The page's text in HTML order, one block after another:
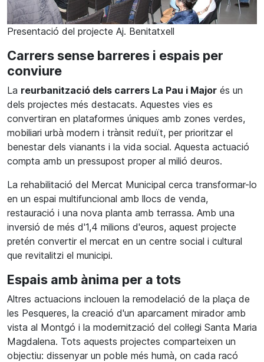
Presentació del projecte Aj. Benitatxell
Carrers sense barreres i espais per
conviure
La reurbanització dels carrers La Pau i Major és un
dels projectes més destacats. Aquestes vies es
convertiran en plataformes úniques amb zones verdes,
mobiliari urbà modern i trànsit reduït, per prioritzar el
benestar dels vianants i la vida social. Aquesta actuació
compta amb un pressupost proper al milió deuros.
La rehabilitació del Mercat Municipal cerca transformar-lo
en un espai multifuncional amb llocs de venda,
restauració i una nova planta amb terrassa. Amb una
inversió de més d'1,4 milions d'euros, aquest projecte
pretén convertir el mercat en un centre social i cultural
que revitalitzi el municipi.
Espais amb ànima per a tots
Altres actuacions inclouen la remodelació de la plaça de
les Pesqueres, la creació d'un aparcament mirador amb
vista al Montgó i la modernització del col·legi Santa Maria
Magdalena. Tots aquests projectes comparteixen un
objectiu: dissenyar un poble més humà, on cada racó